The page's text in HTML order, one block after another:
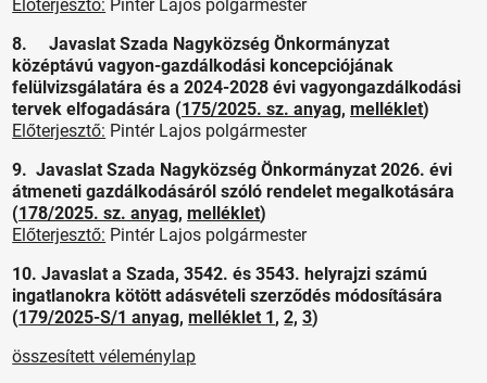
Előterjesztő: Pintér Lajos polgármester
8. Javaslat Szada Nagyközség Önkormányzat
középtávú vagyon-gazdálkodási koncepciójának
felülvizsgálatára és a 2024-2028 évi vagyongazdálkodási
tervek elfogadására (175/2025. sz. anyag,melléklet)
Előterjesztő: Pintér Lajos polgármester
9. Javaslat Szada Nagyközség Önkormányzat 2026. évi
átmeneti gazdálkodásáról szóló rendelet megalkotására
(178/2025. sz. anyag,melléklet)
Előterjesztő: Pintér Lajos polgármester
10. Javaslat a Szada, 3542. és 3543. helyrajzi számú
ingatlanokra kötött adásvételi szerződés módosítására
(179/2025-S/1 anyag,melléklet 1,2, 3)
összesített véleménylap